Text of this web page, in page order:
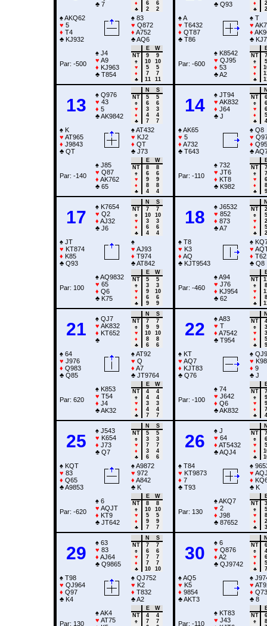
♣ 7
♦
6
6
♣
2 2
♠AKQ62
♥ 5
♦ T4
♣ KJ932
♠ 83
♥ Q872
♦ A752
♣AQ6
Par: -500
♠ J4
♥ A9
♦ KJ963
♣ T854
E
W
NT
9
9
♠
10
10
♥
5
5
♦
7
7
♣
11 11
♣ Q93
♦
2
♣
2
♠A
♥ T6432
♦ QT87
♣ T86
♠ T
♥ AK7
♦
♣
Par: -600
♠ K8542
♥ QJ95
♦ 53
♣A2
NT
7
♠
5
♥
♦
♣
13
♠ Q976
♥ 43
♦ 5
♣AK9842
N
S
NT
5
5
♠
6
6
♥
3
3
♦
4
4
♣
7 7
♠ K
♥ AT965
♦ J9843
♣ QT
♠AT432
♥ KJ2
♦ QT
♣ J73
Par: -140
♠ J85
♥ Q87
♦ AK762
♣ 65
E
W
NT
8
8
♠
6
6
♥
9
9
♦
8
8
♣
4 4
14
♠ JT94
♥ AK832
♦ J64
♣ J
NT
6
♠
6
♥
6
♦
5
♣
4
♠AK65
♥ 5
♦ A732
♣ T643
♠ Q8
♥
♦ Q95
♣
Par: -110
♠ 732
♥ JT6
♦ KT8
♣ K982
NT
7
♠
7
♥
6
♦
8
♣
9
17
♠ K7654
♥ Q2
♦ AJ32
♣ J6
N
S
NT
7
7
♠
10
10
♥
3
3
♦
6
6
♣
4 4
♠ JT
♥ KT874
♦ K85
♣ Q93
♠
♥ AJ93
♦ T974
♣AT842
Par: 100
♠AQ9832
♥ 65
♦ Q6
♣ K75
E
W
NT
5
5
♠
3
3
♥
9
10
♦
6
6
♣
9 9
18
♠ J6532
♥ 852
♦ 873
♣A7
NT
2
♠
5
♥
2
♦
5
♣
2
♠ T8
♥ K3
♦ AQ
♣ KJT9543
♠
♥
♦ T62
♣ Q8
Par: -460
♠A94
♥ J76
♦ KJ954
♣ 62
NT
♠
8
♥
♦
8
♣
21
♠ QJ7
♥ AK832
♦ KT652
♣
N
S
NT
7
7
♠
9
9
♥
10
10
♦
8
8
♣
6 6
♠ 64
♥ J976
♦ Q983
♣ Q85
♠AT92
♥ Q
♦ A7
♣ JT9764
Par: 620
♠ K853
♥ T54
♦ J4
♣AK32
E
W
NT
4
4
♠
4
4
♥
3
3
♦
4
4
♣
7 7
22
♠A83
♥ T
♦ A7542
♣ T954
NT
4
♠
3
♥
3
♦
5
♣
9
♠ KT
♥ AQ7
♦ KJT83
♣ Q76
♠
♥
♦ 9
♣ J
Par: -100
♠ 74
♥ J642
♦ Q6
♣AK832
NT
7
♠
9
♥
9
♦
7
♣
4
25
♠ J543
♥ K654
♦ J73
♣ Q7
N
S
NT
5
5
♠
3
3
♥
7
7
♦
3
4
♣
6 6
♠ KQT
♥ 83
♦ Q65
♣A9853
♠A9872
♥ 972
♦ A842
♣ K
Par: -620
♠ 6
♥ AQJT
♦ KT9
♣ JT642
E
W
NT
8
8
♠
10
10
♥
5
5
♦
9
9
♣
7 7
26
♠ J
♥ 64
♦ AT5432
♣AQJ4
NT
7
♠
6
♥
5
♦
♣
♠ T84
♥ KT9873
♦ 7
♣ T93
♠
♥
♦
♣ K
Par: 130
♠AKQ7
♥ 2
♦ J98
♣ 87652
NT
3
♠
5
♥
8
♦
2
♣
3
29
♠ 63
♥ 83
♦ AJ64
♣ Q9865
N
S
NT
7
7
♠
6
6
♥
7
7
♦
7
7
♣
10 10
♠ T98
♥ QJ964
♦ Q97
♣ K4
♠ QJ752
♥ K2
♦ T832
♣A2
Par: 130
♠AK4
♥ AT75
E
W
NT
4
4
♠
7
7
30
♠ 6
♥ Q876
♦ A2
♣ QJ9742
NT
6
♠
4
♥
6
♦
5
♣
7
♠AQ5
♥ K5
♦ 9854
♣AKT3
♠
♥
♦ Q73
♣ 8
Par: -110
♠ KT83
♥ J43
NT
6
♠
8